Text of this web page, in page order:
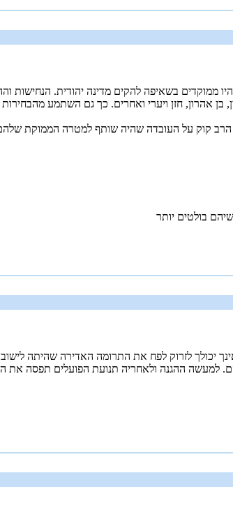
ממוקדים בשאיפה להקים מדינה יהודית. הנחישות
אהרון, חזן ויערי ואחרים. כך גם השתמע
קוק על העובדה שהיה שותף למטרה הממוקת
יכולך לזרוק לפח את התרומה האדירה שהיתה
למינהם. למעשה ההגנה ולאחריה תנועת הפועלים